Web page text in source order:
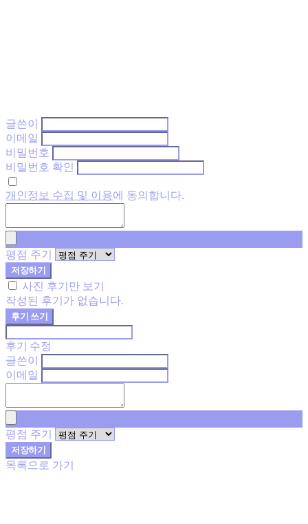
글쓴이
이메일
비밀번호
비밀번호 확인
개인정보 수집 및 이용에 동의합니다.
평점 주기
저장하기
사진 후기만 보기
작성된 후기가 없습니다.
후기 쓰기
후기 수정
글쓴이
이메일
평점 주기
저장하기
목록으로 가기